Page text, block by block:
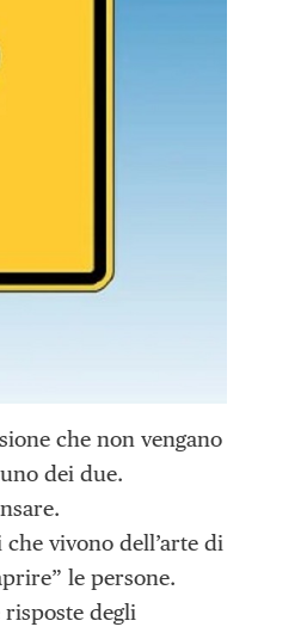
che non vengano
dei due.
vivono dell’arte di
le persone.
degli